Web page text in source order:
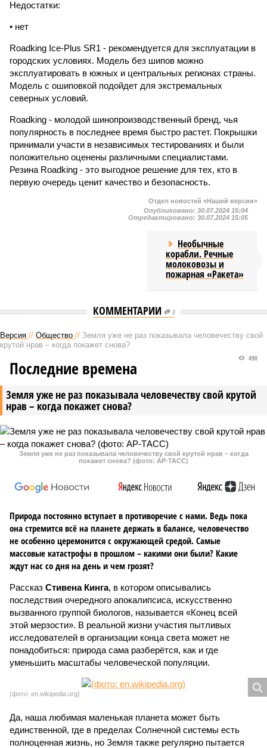
Недостатки:
• нет
Roadking Ice-Plus SR1 - рекомендуется для эксплуатации в
городских условиях. Модель без шипов можно
эксплуатировать в южных и центральных регионах страны.
Модель с ошиповкой подойдет для экстремальных
северных условий.
Roadking - молодой шинопроизводственный бренд, чья
популярность в последнее время быстро растет. Покрышки
принимали участи в независимых тестированиях и были
положительно оценены различными специалистами.
Резина Roadking - это выгодное решение для тех, кто в
первую очередь ценит качество и безопасность.
Отдел новостей «Нашей версии»
Опубликовано: 30.07.2024 15:04
Отредактировано: 30.07.2024 15:05
Необычные
корабли. Речные
молоковозы и
пожарная «Ракета»
КОММЕНТАРИИ 0
Версия // Общество // Земля уже не раз показывала человечеству свой
крутой нрав – когда покажет снова?
Земля уже не раз показывала человечеству свой крутой
нрав – когда покажет снова?
490
Последние времена
Земля уже не раз показывала человечеству свой крутой нрав – когда
покажет снова? (фото: АР-ТАСС)
Природа постоянно вступает в противоречие с нами. Ведь пока
она стремится всё на планете держать в балансе, человечество
не особенно церемонится с окружающей средой. Самые
массовые катастрофы в прошлом – какими они были? Какие
ждут нас со дня на день и чем грозят?
Рассказ Стивена Кинга, в котором описывались
последствия очередного апокалипсиса, искусственно
вызванного группой биологов, называется «Конец всей
этой мерзости». В реальной жизни участия пытливых
исследователей в организации конца света может не
понадобиться: природа сама разберётся, как и где
уменьшить масштабы человеческой популяции.
(фото: en.wikipedia.org)
Да, наша любимая маленькая планета может быть
единственной, где в пределах Солнечной системы есть
полноценная жизнь, но Земля также регулярно пытается